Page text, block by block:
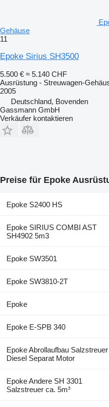
Gehäuse
11
Epoke Sirius SH3500
5.500 € ≈ 5.140 CHF
Ausrüstung - Streuwagen-
2005
Deutschland, Bovenden
Gassmann GmbH
Verkäufer kontaktieren
Preise für Epoke
Epoke S2400 HS
Epoke SIRIUS COMBI AST
SH4902 5m3
Epoke SW3501
Epoke SW3810-2T
Epoke
Epoke E-SPB 340
Epoke Abrollaufbau Salzstreuer
Diesel Separat Motor
Epoke Andere SH 3301
Salzstreuer ca. 5m³